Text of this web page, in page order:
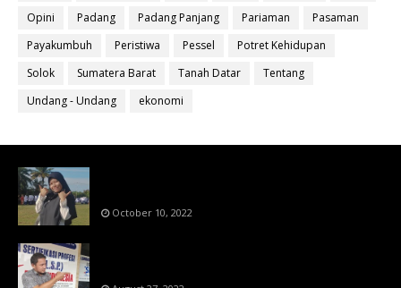
Opini
Padang Padang Panjang Pariaman
Pasaman
Payakumbuh
Peristiwa Pessel
Potret Kehidupan
Solok
Sumatera Barat Tanah Datar
Tentang
Undang - Undang
ekonomi
October 10, 2022